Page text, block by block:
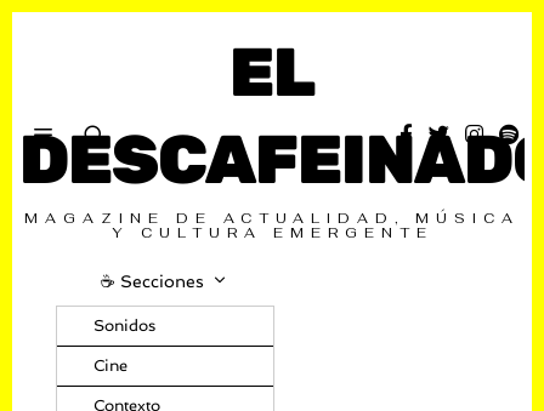
EL
MAGAZINE DE ACTUALIDAD, MÚSICA
Y CULTURA EMERGENTE
☕️ Secciones
Sonidos
Cine
Contexto